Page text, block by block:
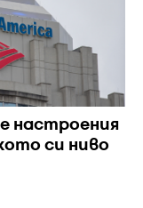
настроения
си ниво